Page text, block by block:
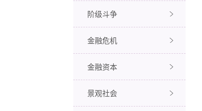
阶级斗争
金融危机
金融资本
景观社会